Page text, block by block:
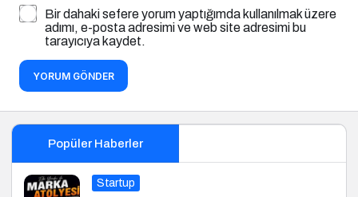
Bir dahaki sefere yorum yaptığımda kullanılmak üzere
adımı, e-posta adresimi ve web site adresimi bu
tarayıcıya kaydet.
YORUM GÖNDER
Popüler Haberler
Startup